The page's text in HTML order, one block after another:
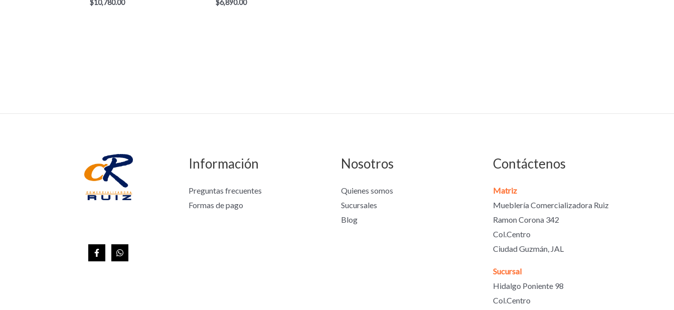
$10,780.00 $6,890.00
Información
Preguntas frecuentes
Formas de pago
Nosotros
Quienes somos
Sucursales
Blog
Contáctenos
Matriz
Mueblería Comercializadora Ruiz
Ramon Corona 342
Col.Centro
Ciudad Guzmán, JAL
Sucursal
Hidalgo Poniente 98
Col.Centro